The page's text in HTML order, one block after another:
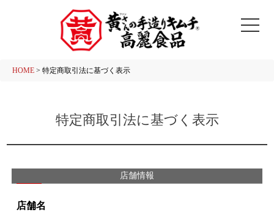
HOME 特定商取引法に基づく表示
特定商取引法に基づく表示
店舗情報
店舗名